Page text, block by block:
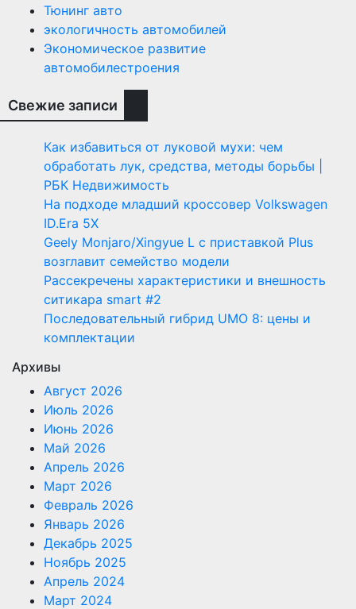
Тюнинг авто
экологичность автомобилей
Экономическое развитие
автомобилестроения
Свежие записи
Как избавиться от луковой мухи: чем
обработать лук, средства, методы борьбы |
РБК Недвижимость
На подходе младший кроссовер Volkswagen
ID.Era 5X
Geely Monjaro/Xingyue L с приставкой Plus
возглавит семейство модели
Рассекречены характеристики и внешность
ситикара smart #2
Последовательный гибрид UMO 8: цены и
комплектации
Архивы
Август 2026
Июль 2026
Июнь 2026
Май 2026
Апрель 2026
Март 2026
Февраль 2026
Январь 2026
Декабрь 2025
Ноябрь 2025
Апрель 2024
Март 2024